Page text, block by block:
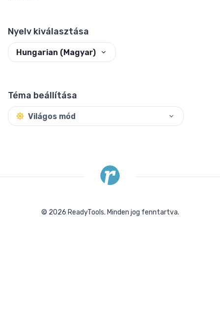
Nyelv kiválasztása
Hungarian (Magyar)
Téma beállítása
Világos mód
© 2026 ReadyTools. Minden jog fenntartva.